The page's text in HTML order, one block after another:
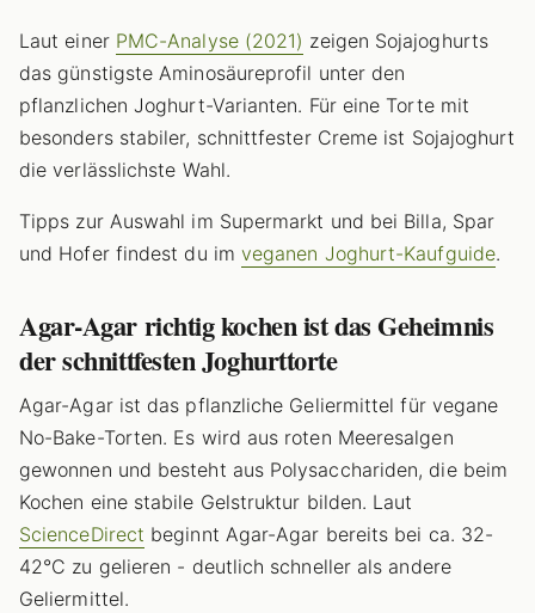
Laut einer PMC-Analyse (2021) zeigen Sojajoghurts
das günstigste Aminosäureprofil unter den
pflanzlichen Joghurt-Varianten. Für eine Torte mit
besonders stabiler, schnittfester Creme ist Sojajoghurt
die verlässlichste Wahl.
Tipps zur Auswahl im Supermarkt und bei Billa, Spar
und Hofer findest du im veganen Joghurt-Kaufguide.
Agar-Agar richtig kochen ist das Geheimnis
der schnittfesten Joghurttorte
Agar-Agar ist das pflanzliche Geliermittel für vegane
No-Bake-Torten. Es wird aus roten Meeresalgen
gewonnen und besteht aus Polysacchariden, die beim
Kochen eine stabile Gelstruktur bilden. Laut
ScienceDirect beginnt Agar-Agar bereits bei ca. 32-
42°C zu gelieren - deutlich schneller als andere
Geliermittel.